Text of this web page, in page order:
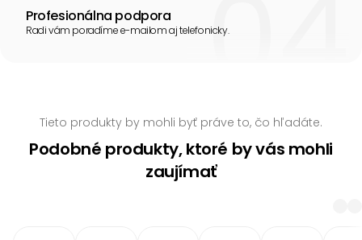
Profesionálna podpora
Radi vám poradíme e-mailom aj telefonicky.
Tieto produkty by mohli byť práve to, čo hľadáte.
Podobné produkty, ktoré by vás mohli
zaujímať